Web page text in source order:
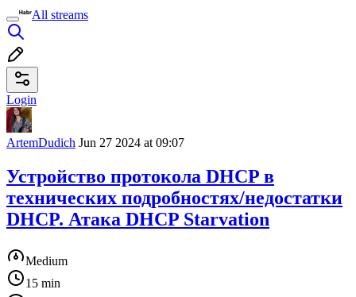
All streams
Login
ArtemDudich Jun 27 2024 at 09:07
Устройство протокола DHCP в
технических подробностях/недостатки
DHCP. Атака DHCP Starvation
Medium
15 min